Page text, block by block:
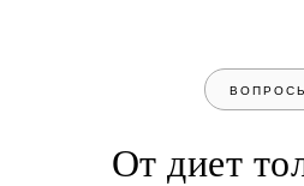
От диет